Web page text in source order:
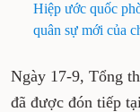
Hiệp ước quốc
quân sự mới của
Ngày 17-9, Tổng
đã được đón tiếp